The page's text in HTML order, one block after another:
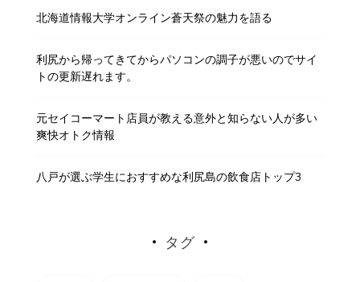
北海道情報大学オンライン蒼天祭の魅力を語る
利尻から帰ってきてからパソコンの調子が悪いのでサイ
トの更新遅れます。
元セイコーマート店員が教える意外と知らない人が多い
爽快オトク情報
八戸が選ぶ学生におすすめな利尻島の飲食店トップ3
タグ